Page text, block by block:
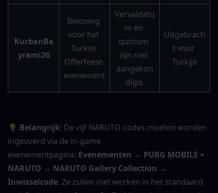
KurbanBa
yrami26
Beloning
voor het
Turkse
Offerfeest-
evenement
Vervaldatu
m en
quotum
zijn niet
aangekon
digd.
Uitgebrach
t voor
Turkije
💡 Belangrijk: De vijf NARUTO-codes moeten worden
ingevoerd via de in-game
evenementpagina: Evenementen → PUBG MOBILE ×
NARUTO → NARUTO Gallery Collection →
Inwisselcode. Ze zullen niet werken in het standaard